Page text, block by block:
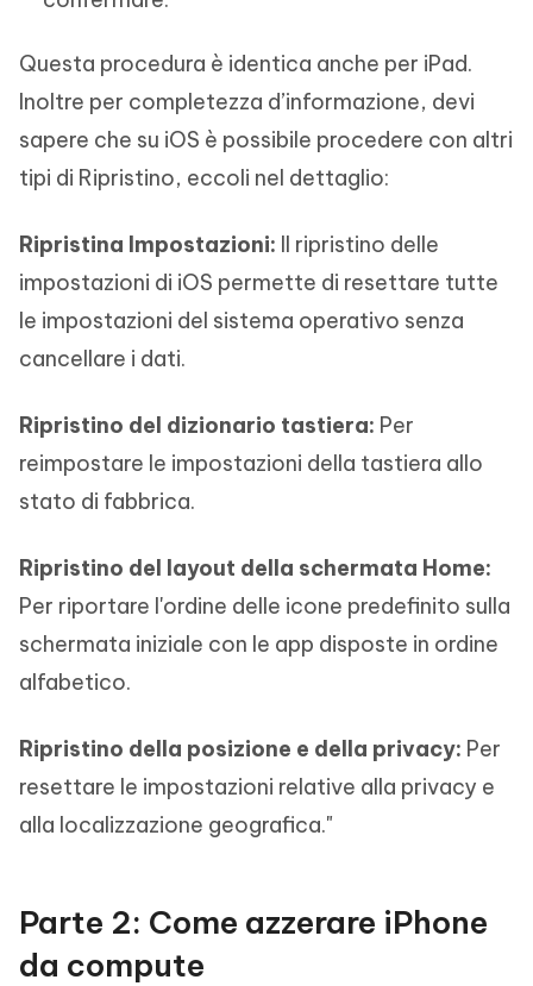
Questa procedura è identica anche per iPad.
Inoltre per completezza d’informazione, devi
sapere che su iOS è possibile procedere con altri
tipi di Ripristino, eccoli nel dettaglio:
Ripristina Impostazioni: Il ripristino delle
impostazioni di iOS permette di resettare tutte
le impostazioni del sistema operativo senza
cancellare i dati.
Ripristino del dizionario tastiera: Per
reimpostare le impostazioni della tastiera allo
stato di fabbrica.
Ripristino del layout della schermata Home:
Per riportare l'ordine delle icone predefinito sulla
schermata iniziale con le app disposte in ordine
alfabetico.
Ripristino della posizione e della privacy: Per
resettare le impostazioni relative alla privacy e
alla localizzazione geografica."
Parte 2: Come azzerare iPhone
da compute